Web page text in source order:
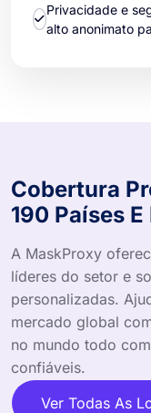
Privacidade e
alto anonimato
Cobertura
190 Países
A MaskProxy
líderes do setor e
personalizadas.
mercado global
no mundo todo
confiáveis.
Ver Todas As